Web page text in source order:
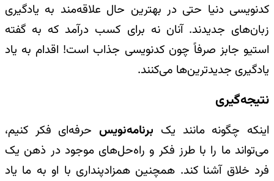
کدنویسی دنیا حتی در بهترین حال علاقه‌مند به یادگیری
زبان‌های جدیدند. آنان نه برای کسب درآمد که به گفته
استیو جابز صرفاً چون کد‌نویسی جذاب است! اقدام به یاد
یادگیری جدیدترین‌ها می‌کنند.
نتیجه‌گیری
اینکه چگونه مانند یک برنامه‌نویسحرفه‌ای فکر کنیم،
می‌تواند ما را با طرز فکر و راه‌حل‌های موجود در ذهن یک
فرد خلاق آشنا کند. همچنین همزادپنداری با او به ما یاد